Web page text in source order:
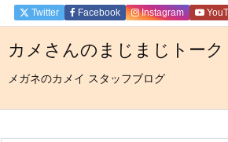
カメさんのまじまじトーク
メガネのカメイ スタッフブログ
Twitter Facebook Instagram